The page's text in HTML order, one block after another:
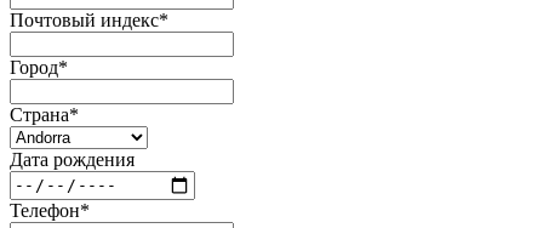
Почтовый индекс*
Город*
Страна*
Дата рождения
Телефон*